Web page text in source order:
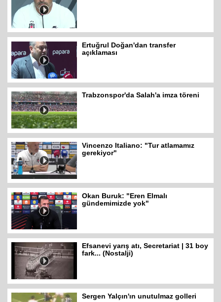
Ertuğrul Doğan'dan transfer
açıklaması
Trabzonspor'da Salah'a imza töreni
Vincenzo Italiano: "Tur atlamamız
gerekiyor"
Okan Buruk: "Eren Elmalı
gündemimizde yok"
Efsanevi yarış atı, Secretariat | 31 boy
fark... (Nostalji)
Sergen Yalçın'ın unutulmaz golleri